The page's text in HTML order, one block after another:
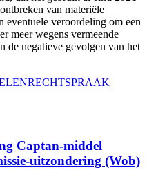
van materiële
eventuele veroordeling om een
meer wegens vermeende
de negatieve gevolgen van het
RECHTSPRAAK
Captan-middel
uitzondering (Wob)